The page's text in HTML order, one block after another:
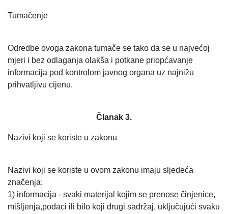
Tumačenje
Odredbe ovoga zakona tumače se tako da se u najvećoj
mjeri i bez odlaganja olakša i potkane priopćavanje
informacija pod kontrolom javnog organa uz najnižu
prihvatljivu cijenu.
Članak 3.
Nazivi koji se koriste u zakonu
Nazivi koji se koriste u ovom zakonu imaju sljedeća
značenja:
1) informacija - svaki materijal kojim se prenose činjenice,
mišljenja,podaci ili bilo koji drugi sadržaj, uključujući svaku